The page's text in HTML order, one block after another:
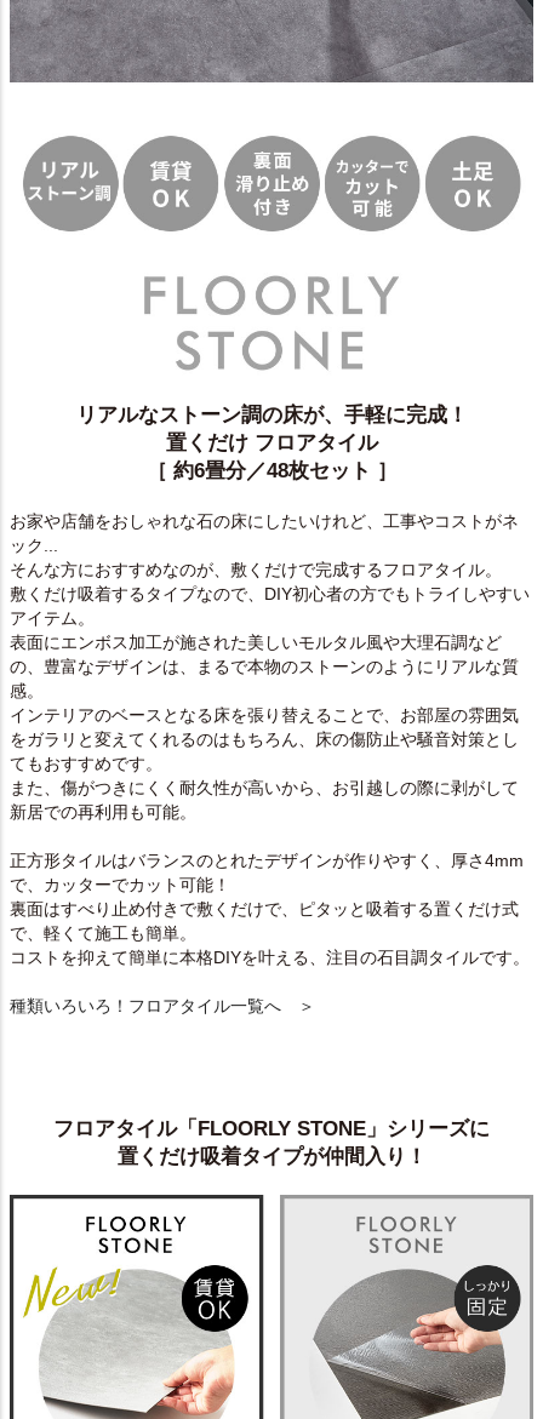
リアルなストーン調の床が、手軽に完成！
置くだけ フロアタイル
［ 約6畳分／48枚セット ］
お家や店舗をおしゃれな石の床にしたいけれど、工事やコストがネ
ック...
そんな方におすすめなのが、敷くだけで完成するフロアタイル。
敷くだけ吸着するタイプなので、DIY初心者の方でもトライしやすい
アイテム。
表面にエンボス加工が施された美しいモルタル風や大理石調など
の、豊富なデザインは、まるで本物のストーンのようにリアルな質
感。
インテリアのベースとなる床を張り替えることで、お部屋の雰囲気
をガラリと変えてくれるのはもちろん、床の傷防止や騒音対策とし
てもおすすめです。
また、傷がつきにくく耐久性が高いから、お引越しの際に剥がして
新居での再利用も可能。
正方形タイルはバランスのとれたデザインが作りやすく、厚さ4mm
で、カッターでカット可能！
裏面はすべり止め付きで敷くだけで、ピタッと吸着する置くだけ式
で、軽くて施工も簡単。
コストを抑えて簡単に本格DIYを叶える、注目の石目調タイルです。
種類いろいろ！フロアタイル一覧へ ＞
フロアタイル「FLOORLY STONE」シリーズに
置くだけ吸着タイプが仲間入り！